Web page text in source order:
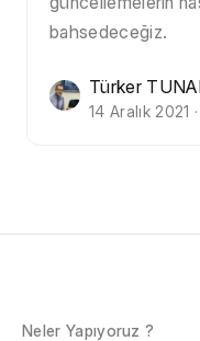
bahsedeceğiz.
Türker
14 Aralık 2021
Neler Yapıyoruz ?